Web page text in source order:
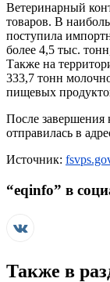
Ветеринарный
товаров. В
поступила
более 4,5 тыс.
Также на
333,7 тонн
пищевых
После завершения
отправилась в
Источник:
“eqinfo” в
Также в